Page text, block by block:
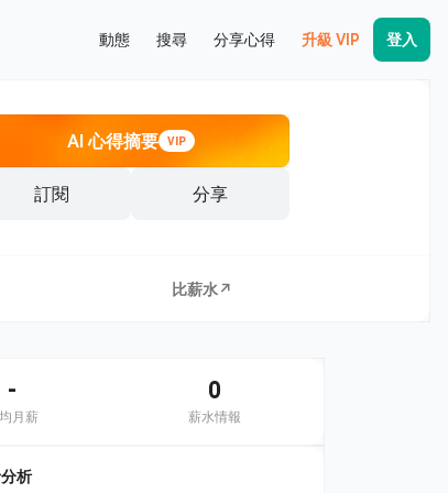
動態 搜尋 分享心得 升級 VIP 登入
AI 心得摘要 VIP
訂閱 分享
比薪水↗
-
月薪
0
薪水情報
析